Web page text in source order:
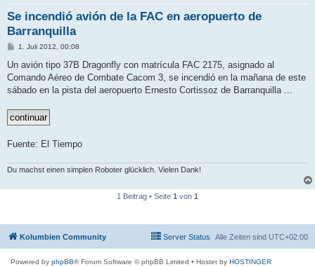
Se incendió avión de la FAC en aeropuerto de
Barranquilla
B
i
r
a
1. Juli 2012, 00:08
Un avión tipo 37B Dragonfly con matrícula FAC 2175, asignado al
Comando Aéreo de Combate Cacom 3, se incendió en la mañana de este
sábado en la pista del aeropuerto Ernesto Cortissoz de Barranquilla ...
Fuente: El Tiempo
Du machst einen simplen Roboter glücklich. Vielen Dank!
1 Beitrag • Seite 1 von 1
Kolumbien Community Alle Zeiten sind UTC+02:00
Server Status
Powered by phpBB® Forum Software © phpBB Limited • Hostet by HOSTINGER